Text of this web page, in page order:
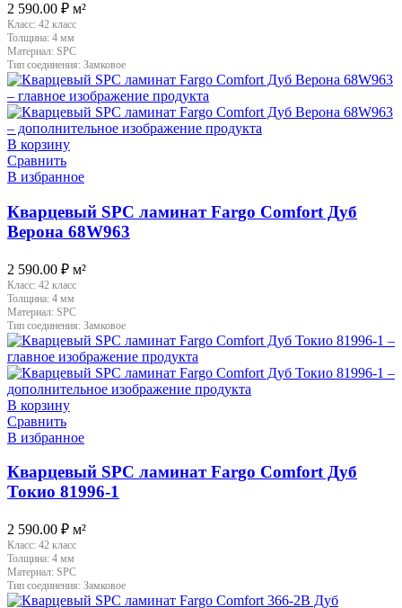
2 590.00 ₽ м²
Класс: 42 класс
Толщина: 4 мм
Материал: SPC
Тип соединения: Замковое
В корзину
Сравнить
В избранное
Кварцевый SPC ламинат Fargo Comfort Дуб
Верона 68W963
2 590.00 ₽ м²
Класс: 42 класс
Толщина: 4 мм
Материал: SPC
Тип соединения: Замковое
В корзину
Сравнить
В избранное
Кварцевый SPC ламинат Fargo Comfort Дуб
Токио 81996-1
2 590.00 ₽ м²
Класс: 42 класс
Толщина: 4 мм
Материал: SPC
Тип соединения: Замковое